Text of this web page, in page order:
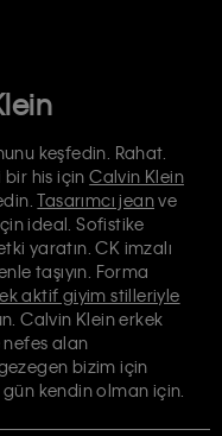
keşfedin. Rahat.
bir his içinCalvin Klein
Tasarımcı jeanve
ideal. Sofistike
yaratın. CK imzalı
taşıyın. Forma
aktif giyim stilleriyle
Calvin Klein erkek
alan
bizim için
kendin olman için.